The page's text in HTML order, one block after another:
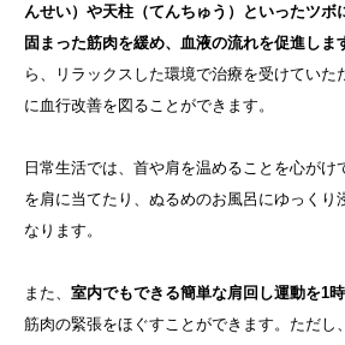
んせい）や天柱（てんちゅう）といったツボ
固まった筋肉を緩め、血液の流れを促進しま
ら、リラックスした環境で治療を受けていた
に血行改善を図ることができます。
日常生活では、首や肩を温めることを心がけ
を肩に当てたり、ぬるめのお風呂にゆっくり
なります。
また、 室内でもできる簡単な肩回し運動を1
筋肉の緊張をほぐすことができます。ただし